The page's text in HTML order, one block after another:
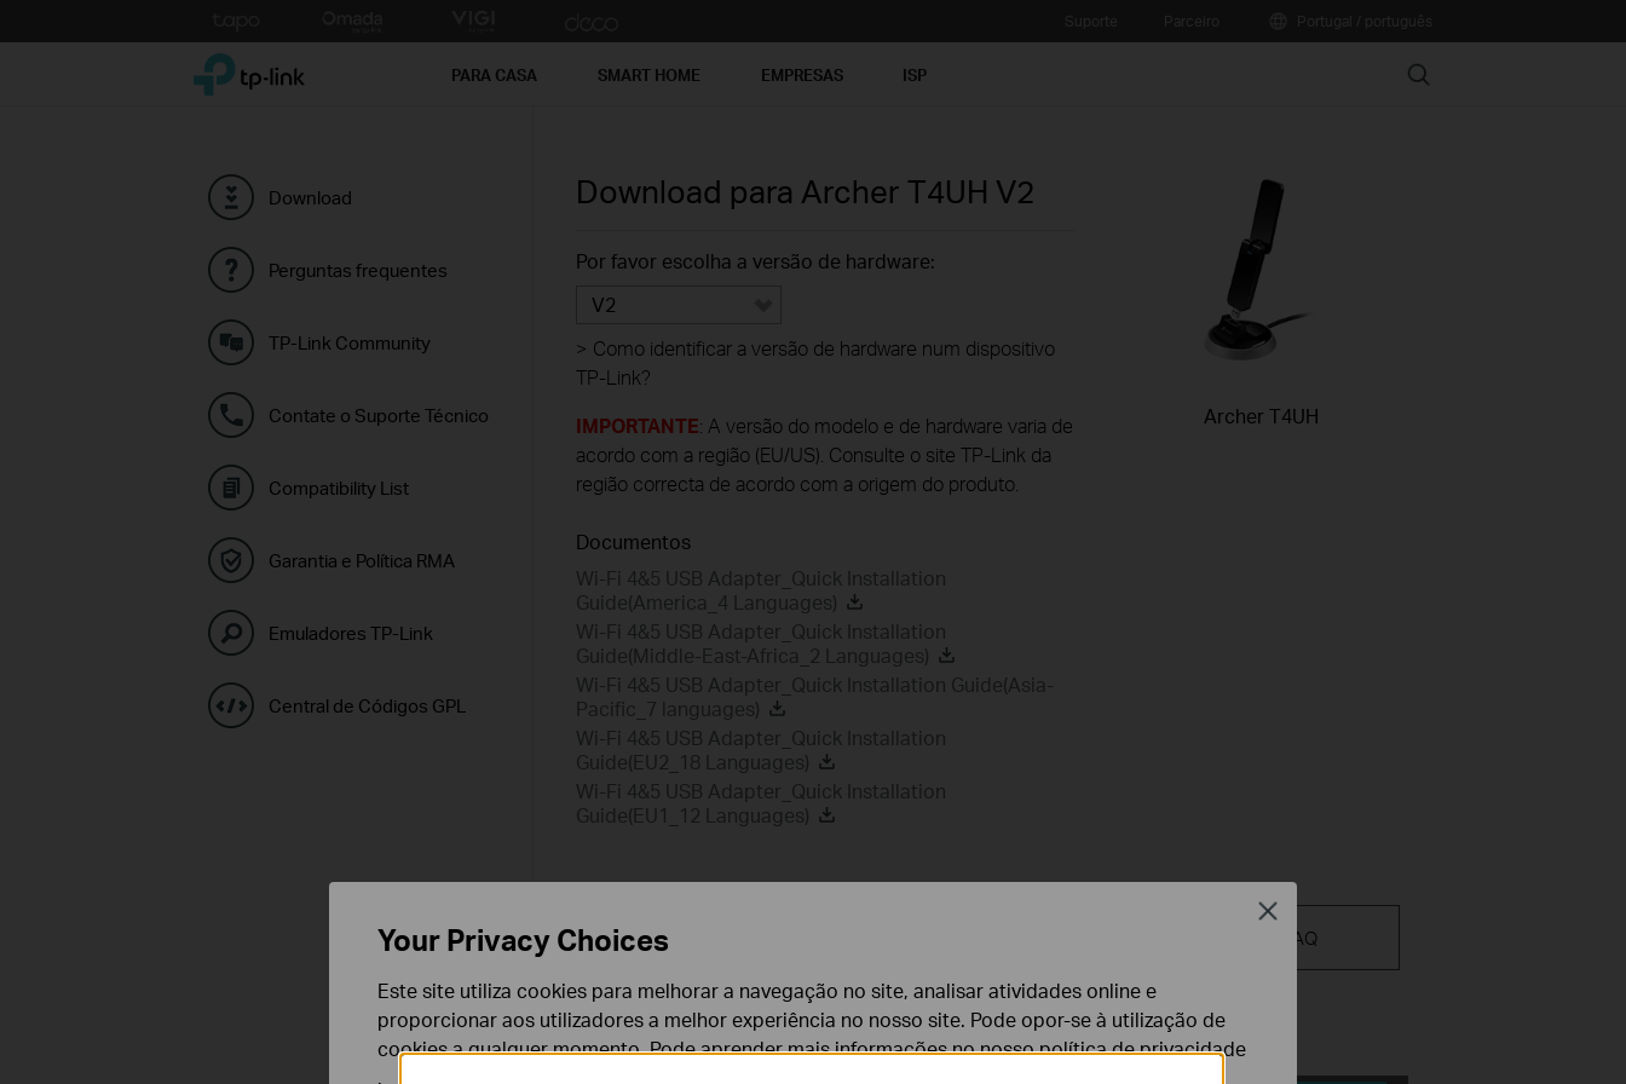
to
TP-Link, Reliably Smart PARA CASA SMART HOME EMPRESAS ISP Search
Download
Perguntas frequentes
TP-Link Community
Contate o Suporte Técnico
Compatibility List
Garantia e Política RMA
Emuladores TP-Link
Central de Códigos GPL
Download para Archer T4UH V2
Por favor escolha a versão de hardware:
V2
> Como identificar a versão de hardware num dispositivo
TP-Link?
IMPORTANTE: A versão do modelo e de hardware varia de
acordo com a região (EU/US). Consulte o site TP-Link da
região correcta de acordo com a origem do produto.
Documentos
Wi-Fi 4&5 USB Adapter_Quick Installation
Guide(America_4 Languages)
Wi-Fi 4&5 USB Adapter_Quick Installation
Guide(Middle-East-Africa_2 Languages)
Wi-Fi 4&5 USB Adapter_Quick Installation Guide(Asia-
Pacific_7 languages)
Wi-Fi 4&5 USB Adapter_Quick Installation
Guide(EU2_18 Languages)
Wi-Fi 4&5 USB Adapter_Quick Installation
Guide(EU1_12 Languages)
Archer T4UH
Utilitário FAQ
Utilitário
Your Privacy Choices
Este site utiliza cookies para melhorar a navegação no site, analisar atividades online e
proporcionar aos utilizadores a melhor experiência no nosso site. Pode opor-se à utilização de
cookies a qualquer momento. Pode aprender mais informações no nossopolítica de privacidade
.
Close